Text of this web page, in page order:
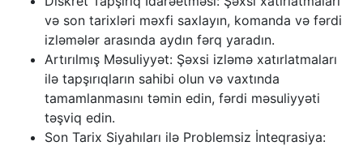
və son tarixləri məxfi saxlayın, komanda və fərdi
izləmələr arasında aydın fərq yaradın.
Artırılmış Məsuliyyət: Şəxsi izləmə xatırlatmaları
ilə tapşırıqların sahibi olun və vaxtında
tamamlanmasını təmin edin, fərdi məsuliyyəti
təşviq edin.
Son Tarix Siyahıları ilə Problemsiz İnteqrasiya: